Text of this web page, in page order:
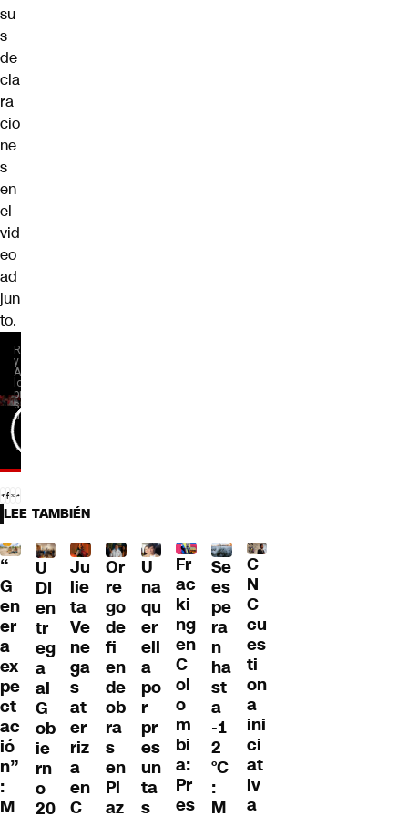
su
s
de
cla
ra
cio
ne
s
en
el
vid
eo
ad
jun
to.
LEE TAMBIÉN
“
G
en
er
a
ex
pe
ct
ac
ió
n”
:
M
U
DI
en
tr
eg
a
al
G
ob
ie
rn
o
20
Ju
lie
ta
Ve
ne
ga
s
at
er
riz
a
en
C
Or
re
go
de
fi
en
de
ob
ra
s
en
Pl
az
U
na
qu
er
ell
a
po
r
pr
es
un
ta
s
Fr
ac
ki
ng
en
C
ol
o
m
bi
a:
Pr
es
Se
es
pe
ra
n
ha
st
a
-1
2
°C
:
M
C
N
C
cu
es
ti
on
a
ini
ci
at
iv
a